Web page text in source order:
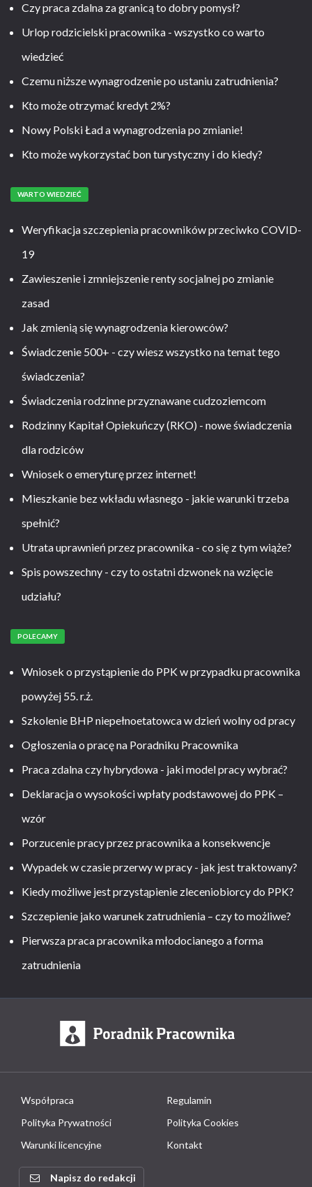
Czy praca zdalna za granicą to dobry pomysł?
Urlop rodzicielski pracownika - wszystko co warto
wiedzieć
Czemu niższe wynagrodzenie po ustaniu zatrudnienia?
Kto może otrzymać kredyt 2%?
Nowy Polski Ład a wynagrodzenia po zmianie!
Kto może wykorzystać bon turystyczny i do kiedy?
WARTO WIEDZIEĆ
Weryfikacja szczepienia pracowników przeciwko COVID-
19
Zawieszenie i zmniejszenie renty socjalnej po zmianie
zasad
Jak zmienią się wynagrodzenia kierowców?
Świadczenie 500+ - czy wiesz wszystko na temat tego
świadczenia?
Świadczenia rodzinne przyznawane cudzoziemcom
Rodzinny Kapitał Opiekuńczy (RKO) - nowe świadczenia
dla rodziców
Wniosek o emeryturę przez internet!
Mieszkanie bez wkładu własnego - jakie warunki trzeba
spełnić?
Utrata uprawnień przez pracownika - co się z tym wiąże?
Spis powszechny - czy to ostatni dzwonek na wzięcie
udziału?
POLECAMY
Wniosek o przystąpienie do PPK w przypadku pracownika
powyżej 55. r.ż.
Szkolenie BHP niepełnoetatowca w dzień wolny od pracy
Ogłoszenia o pracę na Poradniku Pracownika
Praca zdalna czy hybrydowa - jaki model pracy wybrać?
Deklaracja o wysokości wpłaty podstawowej do PPK –
wzór
Porzucenie pracy przez pracownika a konsekwencje
Wypadek w czasie przerwy w pracy - jak jest traktowany?
Kiedy możliwe jest przystąpienie zleceniobiorcy do PPK?
Szczepienie jako warunek zatrudnienia – czy to możliwe?
Pierwsza praca pracownika młodocianego a forma
zatrudnienia
Współpraca
Regulamin
Polityka Prywatności
Polityka Cookies
Warunki licencyjne
Kontakt
Napisz do redakcji